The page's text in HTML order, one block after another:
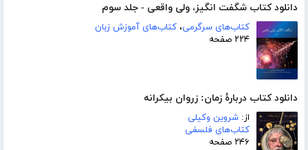
دانلود کتاب شگفت انگیز، ولی واقعی - جلد سوم
کتاب‌های سرگرمی، کتاب‌های آموزش زبان
۲۲۴ صفحه
دانلود کتاب دربارۀ زمان: زروان بیکرانه
از: شروین وکیلی
کتاب‌های فلسفی
۲۴۶ صفحه